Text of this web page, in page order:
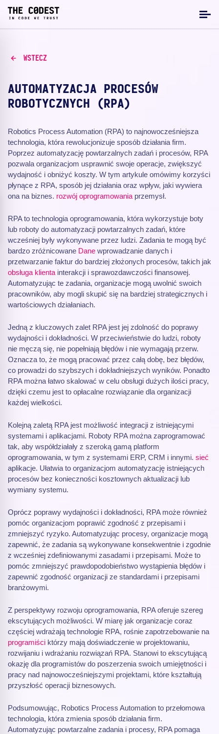
WSTECZ
AUTOMATYZACJA PROCESÓW
ROBOTYCZNYCH (RPA)
Robotics Process Automation (RPA) to najnowocześniejsza
technologia, która rewolucjonizuje sposób działania firm.
Poprzez automatyzację powtarzalnych zadań i procesów, RPA
pozwala organizacjom usprawnić swoje operacje, zwiększyć
wydajność i obniżyć koszty. W tym artykule omówimy korzyści
płynące z RPA, sposób jej działania oraz wpływ, jaki wywiera
ona na biznes. rozwój oprogramowania przemysł.
RPA to technologia oprogramowania, która wykorzystuje boty
lub roboty do automatyzacji powtarzalnych zadań, które
wcześniej były wykonywane przez ludzi. Zadania te mogą być
bardzo zróżnicowane Dane wprowadzanie danych i
przetwarzanie faktur do bardziej złożonych procesów, takich jak
obsługa klienta interakcji i sprawozdawczości finansowej.
Automatyzując te zadania, organizacje mogą uwolnić swoich
pracowników, aby mogli skupić się na bardziej strategicznych i
wartościowych działaniach.
Jedną z kluczowych zalet RPA jest jej zdolność do poprawy
wydajności i dokładności. W przeciwieństwie do ludzi, roboty
nie męczą się, nie popełniają błędów i nie wymagają przerw.
Oznacza to, że mogą pracować przez całą dobę, bez błędów,
co prowadzi do szybszych i dokładniejszych wyników. Ponadto
RPA można łatwo skalować w celu obsługi dużych ilości pracy,
dzięki czemu jest to opłacalne rozwiązanie dla organizacji
każdej wielkości.
Kolejną zaletą RPA jest możliwość integracji z istniejącymi
systemami i aplikacjami. Roboty RPA można zaprogramować
tak, aby współdziałały z szeroką gamą platform
oprogramowania, w tym z systemami ERP, CRM i innymi. sieć
aplikacje. Ułatwia to organizacjom automatyzację istniejących
procesów bez konieczności kosztownych aktualizacji lub
wymiany systemu.
Oprócz poprawy wydajności i dokładności, RPA może również
pomóc organizacjom poprawić zgodność z przepisami i
zmniejszyć ryzyko. Automatyzując procesy, organizacje mogą
zapewnić, że zadania są wykonywane konsekwentnie i zgodnie
z wcześniej zdefiniowanymi zasadami i przepisami. Może to
pomóc zmniejszyć prawdopodobieństwo wystąpienia błędów i
zapewnić zgodność organizacji ze standardami i przepisami
branżowymi.
Z perspektywy rozwoju oprogramowania, RPA oferuje szereg
ekscytujących możliwości. W miarę jak organizacje coraz
częściej wdrażają technologie RPA, rośnie zapotrzebowanie na
programiści którzy mają doświadczenie w projektowaniu,
rozwijaniu i wdrażaniu rozwiązań RPA. Stanowi to ekscytującą
okazję dla programistów do poszerzenia swoich umiejętności i
pracy nad najnowocześniejszymi projektami, które kształtują
przyszłość operacji biznesowych.
Podsumowując, Robotics Process Automation to przełomowa
technologia, która zmienia sposób działania firm.
Automatyzując powtarzalne zadania i procesy, RPA pomaga